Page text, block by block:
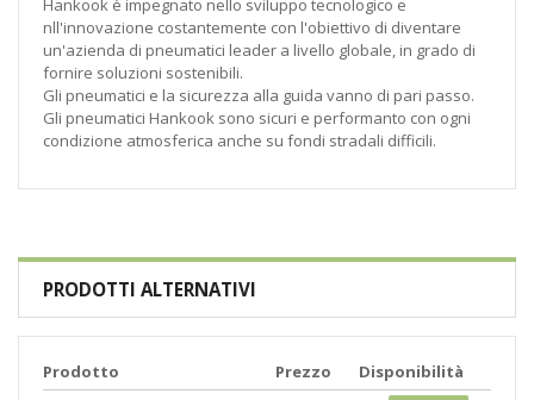
Hankook è impegnato nello sviluppo tecnologico e
nll'innovazione costantemente con l'obiettivo di diventare
un'azienda di pneumatici leader a livello globale, in grado di
fornire soluzioni sostenibili.
Gli pneumatici e la sicurezza alla guida vanno di pari passo.
Gli pneumatici Hankook sono sicuri e performanto con ogni
condizione atmosferica anche su fondi stradali difficili.
PRODOTTI ALTERNATIVI
Prodotto Prezzo Disponibilità